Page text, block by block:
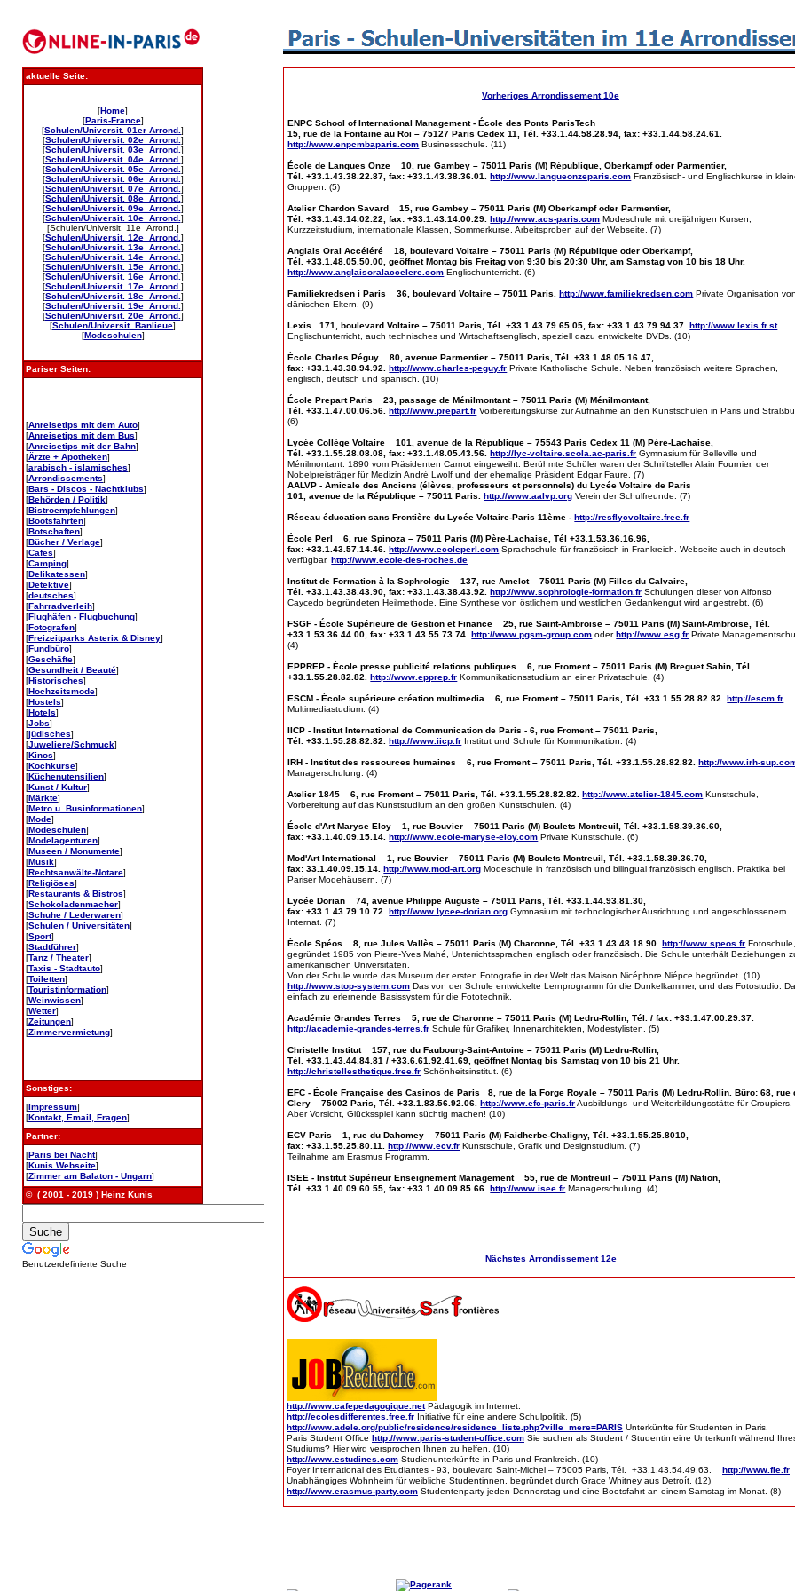
aktuelle Seite:
[Home]
[Paris-France]
[Schulen/Universit. 01er Arrond. ]
[Schulen/Universit. 02e Arrond. ]
[Schulen/Universit. 03e Arrond. ]
[Schulen/Universit. 04e Arrond. ]
[Schulen/Universit. 05e Arrond. ]
[Schulen/Universit. 06e Arrond. ]
[Schulen/Universit. 07e Arrond. ]
[Schulen/Universit. 08e Arrond. ]
[Schulen/Universit. 09e Arrond. ]
[Schulen/Universit. 10e Arrond. ]
[Schulen/Universit. 11e Arrond.]
[Schulen/Universit. 12e Arrond. ]
[Schulen/Universit. 13e Arrond. ]
[Schulen/Universit. 14e Arrond. ]
[Schulen/Universit. 15e Arrond. ]
[Schulen/Universit. 16e Arrond. ]
[Schulen/Universit. 17e Arrond. ]
[Schulen/Universit. 18e Arrond. ]
[Schulen/Universit. 19e Arrond. ]
[Schulen/Universit. 20e Arrond. ]
[Schulen/Universit. Banlieue]
[Modeschulen]
Pariser Seiten:
[Anreisetips mit dem Auto]
[Anreisetips mit dem Bus]
[Anreisetips mit der Bahn]
[Ärzte + Apotheken]
[arabisch - islamisches]
[Arrondissements]
[Bars - Discos - Nachtklubs]
[Behörden / Politik]
[Bistroempfehlungen]
[Bootsfahrten]
[Botschaften]
[Bücher / Verlage]
[Cafes]
[Camping]
[Delikatessen]
[Detektive]
[deutsches]
[Fahrradverleih]
[Flughäfen - Flugbuchung]
[Fotografen]
[Freizeitparks Asterix & Disney]
[Fundbüro]
[Geschäfte]
[Gesundheit / Beauté]
[Historisches]
[Hochzeitsmode]
[Hostels]
[Hotels]
[Jobs]
[jüdisches]
[Juweliere/Schmuck]
[Kinos]
[Kochkurse]
[Küchenutensilien]
[Kunst / Kultur]
[Märkte]
[Metro u. Businformationen]
[Mode]
[Modeschulen]
[Modelagenturen]
[Museen / Monumente]
[Musik]
[Rechtsanwälte-Notare]
[Religiöses]
[Restaurants & Bistros]
[Schokoladenmacher]
[Schuhe / Lederwaren]
[Schulen / Universitäten]
[Sport]
[Stadtführer]
[Tanz / Theater]
[Taxis - Stadtauto]
[Toiletten]
[Touristinformation]
[Weinwissen]
[Wetter]
[Zeitungen]
[Zimmervermietung]
Sonstiges:
[Impressum]
[Kontakt, Email, Fragen]
Partner:
[Paris bei Nacht]
[Kunis Webseite]
[Zimmer am Balaton - Ungarn]
© ( 2001 - 2019 ) Heinz Kunis
Benutzerdefinierte Suche
Vorheriges Arrondissement 10e
ENPC School of International Management - École des Ponts ParisTech
15, rue de la Fontaine au Roi – 75127 Paris Cedex 11, Tél. +33.1.44.58.28.94, fax: +33.1.44.58.24.61.
http://www.enpcmbaparis.com Businessschule. (11)
École de Langues Onze 10, rue Gambey – 75011 Paris (M) République, Oberkampf oder Parmentier,
Tél. +33.1.43.38.22.87, fax: +33.1.43.38.36.01.http://www.langueonzeparis.com Französisch- und Englischkurse in
Gruppen. (5)
Atelier Chardon Savard 15, rue Gambey – 75011 Paris (M) Oberkampf oder Parmentier,
Tél. +33.1.43.14.02.22, fax: +33.1.43.14.00.29.http://www.acs-paris.com Modeschule mit dreijährigen Kursen,
Kurzzeitstudium, internationale Klassen, Sommerkurse. Arbeitsproben auf der Webseite. (7)
Anglais Oral Accéléré 18, boulevard Voltaire – 75011 Paris (M) République oder Oberkampf,
Tél. +33.1.48.05.50.00, geöffnet Montag bis Freitag von 9:30 bis 20:30 Uhr, am Samstag von 10 bis 18 Uhr.
http://www.anglaisoralaccelere.com Englischunterricht. (6)
Familiekredsen i Paris 36, boulevard Voltaire – 75011 Paris.http://www.familiekredsen.com Private Organisation von
dänischen Eltern. (9)
Lexis 171, boulevard Voltaire – 75011 Paris, Tél. +33.1.43.79.65.05, fax: +33.1.43.79.94.37.http://www.lexis.fr.st
Englischunterricht, auch technisches und Wirtschaftsenglisch, speziell dazu entwickelte DVDs. (10)
École Charles Péguy 80, avenue Parmentier – 75011 Paris, Tél. +33.1.48.05.16.47,
fax: +33.1.43.38.94.92.http://www.charles-peguy.fr Private Katholische Schule. Neben französisch weitere Sprachen,
englisch, deutsch und spanisch. (10)
École Prepart Paris 23, passage de Ménilmontant – 75011 Paris (M) Ménilmontant,
Tél. +33.1.47.00.06.56.http://www.prepart.fr Vorbereitungskurse zur Aufnahme an den Kunstschulen in Paris und
(6)
Lycée Collège Voltaire 101, avenue de la République – 75543 Paris Cedex 11 (M) Père-Lachaise,
Tél. +33.1.55.28.08.08, fax: +33.1.48.05.43.56.http://lyc-voltaire.scola.ac-paris.fr Gymnasium für Belleville und
Ménilmontant. 1890 vom Präsidenten Carnot eingeweiht. Berühmte Schüler waren der Schriftsteller Alain Fournier, der
Nobelpreisträger für Medizin André Lwolf und der ehemalige Präsident Edgar Faure. (7)
AALVP - Amicale des Anciens (élèves, professeurs et personnels) du Lycée Voltaire de Paris
101, avenue de la République – 75011 Paris.http://www.aalvp.org Verein der Schulfreunde. (7)
Réseau éducation sans Frontière du Lycée Voltaire-Paris 11ème -http://resflycvoltaire.free.fr
École Perl 6, rue Spinoza – 75011 Paris (M) Père-Lachaise, Tél +33.1.53.36.16.96,
fax: +33.1.43.57.14.46.http://www.ecoleperl.com Sprachschule für französisch in Frankreich. Webseite auch in deutsch
verfügbar.http://www.ecole-des-roches.de
Institut de Formation à la Sophrologie 137, rue Amelot – 75011 Paris (M) Filles du Calvaire,
Tél. +33.1.43.38.43.90, fax: +33.1.43.38.43.92.http://www.sophrologie-formation.fr Schulungen dieser von Alfonso
Caycedo begründeten Heilmethode. Eine Synthese von östlichem und westlichen Gedankengut wird angestrebt. (6)
FSGF - École Supérieure de Gestion et Finance 25, rue Saint-Ambroise – 75011 Paris (M) Saint-Ambroise, Tél.
+33.1.53.36.44.00, fax: +33.1.43.55.73.74.http://www.pgsm-group.com oderhttp://www.esg.fr Private
(4)
EPPREP - École presse publicité relations publiques 6, rue Froment – 75011 Paris (M) Breguet Sabin, Tél.
+33.1.55.28.82.82.http://www.epprep.fr Kommunikationsstudium an einer Privatschule. (4)
ESCM - École supérieure création multimedia 6, rue Froment – 75011 Paris, Tél. +33.1.55.28.82.82.http://escm.fr
Multimediastudium. (4)
IICP - Institut International de Communication de Paris - 6, rue Froment – 75011 Paris,
Tél. +33.1.55.28.82.82.http://www.iicp.fr Institut und Schule für Kommunikation. (4)
IRH - Institut des ressources humaines 6, rue Froment – 75011 Paris, Tél. +33.1.55.28.82.82.http://www.irh-
Managerschulung. (4)
Atelier 1845 6, rue Froment – 75011 Paris, Tél. +33.1.55.28.82.82.http://www.atelier-1845.com Kunstschule,
Vorbereitung auf das Kunststudium an den großen Kunstschulen. (4)
École d'Art Maryse Eloy 1, rue Bouvier – 75011 Paris (M) Boulets Montreuil, Tél. +33.1.58.39.36.60,
fax: +33.1.40.09.15.14.http://www.ecole-maryse-eloy.com Private Kunstschule. (6)
Mod'Art International 1, rue Bouvier – 75011 Paris (M) Boulets Montreuil, Tél. +33.1.58.39.36.70,
fax: 33.1.40.09.15.14.http://www.mod-art.org Modeschule in französisch und bilingual französisch englisch. Praktika bei
Pariser Modehäusern. (7)
Lycée Dorian 74, avenue Philippe Auguste – 75011 Paris, Tél. +33.1.44.93.81.30,
fax: +33.1.43.79.10.72.http://www.lycee-dorian.org Gymnasium mit technologischer Ausrichtung und angeschlossenem
Internat. (7)
École Spéos 8, rue Jules Vallès – 75011 Paris (M) Charonne, Tél. +33.1.43.48.18.90.http://www.speos.fr Fotoschule,
gegründet 1985 von Pierre-Yves Mahé, Unterrichtssprachen englisch oder französisch. Die Schule unterhält Beziehungen
amerikanischen Universitäten.
Von der Schule wurde das Museum der ersten Fotografie in der Welt das Maison Nicéphore Niépce begründet. (10)
http://www.stop-system.com Das von der Schule entwickelte Lernprogramm für die Dunkelkammer, und das Fotostudio.
einfach zu erlernende Basissystem für die Fototechnik.
Académie Grandes Terres 5, rue de Charonne – 75011 Paris (M) Ledru-Rollin, Tél. / fax: +33.1.47.00.29.37.
http://academie-grandes-terres.fr Schule für Grafiker, Innenarchitekten, Modestylisten. (5)
Christelle Institut 157, rue du Faubourg-Saint-Antoine – 75011 Paris (M) Ledru-Rollin,
Tél. +33.1.43.44.84.81 / +33.6.61.92.41.69, geöffnet Montag bis Samstag von 10 bis 21 Uhr.
http://christellesthetique.free.fr Schönheitsinstitut. (6)
EFC - École Française des Casinos de Paris 8, rue de la Forge Royale – 75011 Paris (M) Ledru-Rollin. Büro: 68, rue
Clery – 75002 Paris, Tél. +33.1.83.56.92.06.http://www.efc-paris.frAusbildungs- und Weiterbildungsstätte für Croupiers.
Aber Vorsicht, Glücksspiel kann süchtig machen! (10)
ECV Paris 1, rue du Dahomey – 75011 Paris (M) Faidherbe-Chaligny, Tél. +33.1.55.25.8010,
fax: +33.1.55.25.80.11.http://www.ecv.fr Kunstschule, Grafik und Designstudium. (7)
Teilnahme am Erasmus Programm.
ISEE - Institut Supérieur Enseignement Management 55, rue de Montreuil – 75011 Paris (M) Nation,
Tél. +33.1.40.09.60.55, fax: +33.1.40.09.85.66.http://www.isee.fr Managerschulung. (4)
Nächstes Arrondissement 12e
http://www.cafepedagogique.netPädagogik im Internet.
http://ecolesdifferentes.free.fr Initiative für eine andere Schulpolitik. (5)
http://www.adele.org/public/residence/residence_liste.php?ville_mere=PARIS Unterkünfte für Studenten in Paris.
Paris Student Office http://www.paris-student-office.com Sie suchen als Student / Studentin eine Unterkunft während
Studiums? Hier wird versprochen Ihnen zu helfen. (10)
http://www.estudines.com Studienunterkünfte in Paris und Frankreich. (10)
Foyer International des Etudiantes - 93, boulevard Saint-Michel – 75005 Paris, Tél. +33.1.43.54.49.63. http://www.fie.fr
Unabhängiges Wohnheim für weibliche Studentinnen, begründet durch Grace Whitney aus Detroít. (12)
http://www.erasmus-party.com Studentenparty jeden Donnerstag und eine Bootsfahrt an einem Samstag im Monat. (8)